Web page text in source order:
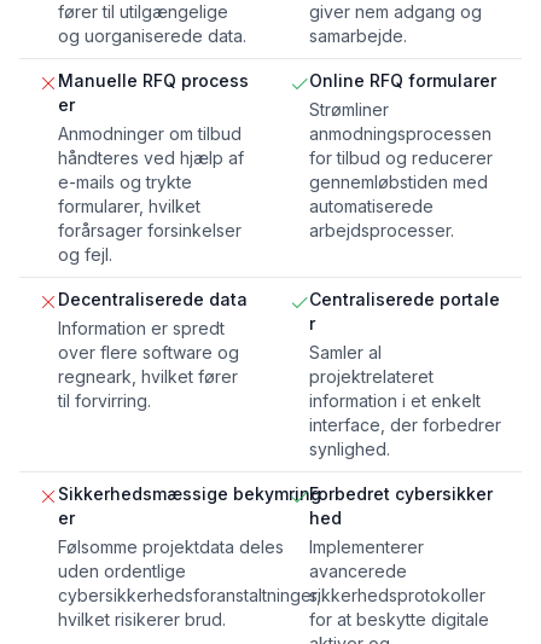
fører til utilgængelige
og uorganiserede data.
giver nem adgang og
samarbejde.
Manuelle RFQ process
er
Anmodninger om tilbud
håndteres ved hjælp af
e-mails og trykte
formularer, hvilket
forårsager forsinkelser
og fejl.
Online RFQ formularer
Strømliner
anmodningsprocessen
for tilbud og reducerer
gennemløbstiden med
automatiserede
arbejdsprocesser.
Decentraliserede data
Information er spredt
over flere software og
regneark, hvilket fører
til forvirring.
Centraliserede portale
r
Samler al
projektrelateret
information i et enkelt
interface, der forbedrer
synlighed.
Sikkerhedsmæssige bekymring
er
Følsomme projektdata deles
uden ordentlige
cybersikkerhedsforanstaltninger,
hvilket risikerer brud.
Forbedret cybersikker
hed
Implementerer
avancerede
sikkerhedsprotokoller
for at beskytte digitale